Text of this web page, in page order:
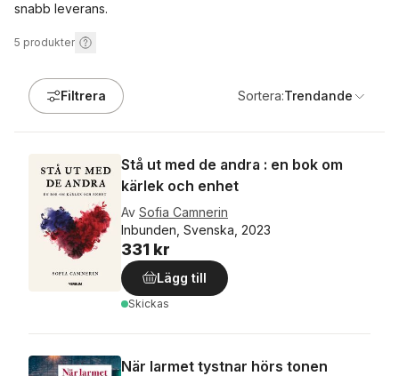
snabb leverans.
5 produkter
Filtrera Sortera:Trendande
Stå ut med de andra : en bok om
kärlek och enhet
Av Sofia Camnerin
Inbunden, Svenska, 2023
331 kr
Lägg till
Skickas
När larmet tystnar hörs tonen